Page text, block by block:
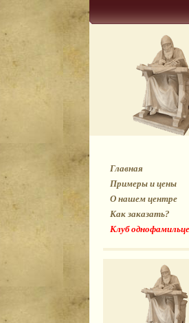
Главная
Примеры и цены
О нашем центре
Как заказать?
Клуб